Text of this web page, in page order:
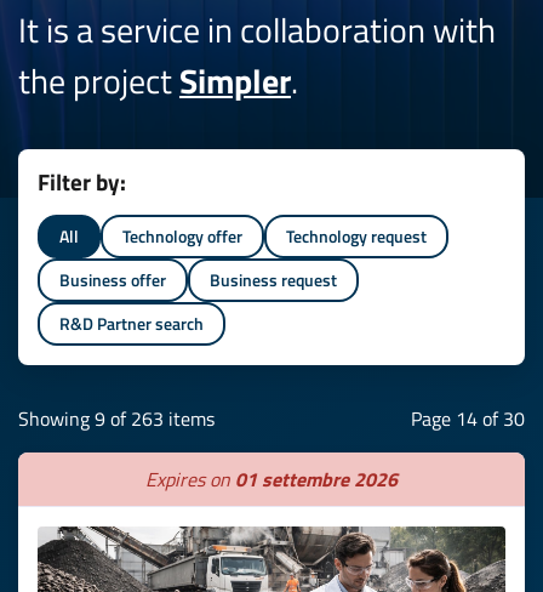
It is a service in collaboration with
the projectSimpler.
Filter by:
All Technology offer
Technology request
Business offer
Business request
R&D Partner search
Showing 9 of 263 items Page 14 of 30
Expires on 01 settembre 2026